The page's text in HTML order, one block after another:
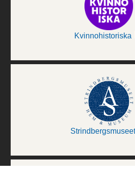
Kvinnohistoriska
Strindbergsmuseet